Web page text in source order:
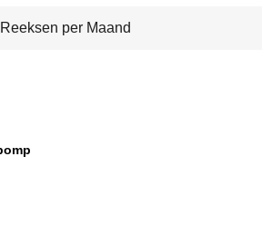
per Maand